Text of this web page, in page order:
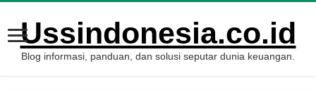
Ussindonesia.co.id
Blog informasi, panduan, dan solusi seputar dunia keuangan.